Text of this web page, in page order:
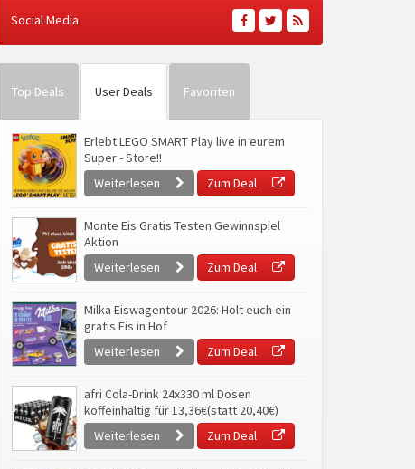
Social Media
Top Deals User Deals Favoriten
Erlebt LEGO SMART Play live in eurem
Super - Store!!
Weiterlesen
Zum Deal
Monte Eis Gratis Testen Gewinnspiel
Aktion
Weiterlesen
Zum Deal
Milka Eiswagentour 2026: Holt euch ein
gratis Eis in Hof
Weiterlesen
Zum Deal
afri Cola-Drink 24x330 ml Dosen
koffeinhaltig für 13,36€(statt 20,40€)
Weiterlesen
Zum Deal